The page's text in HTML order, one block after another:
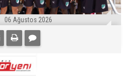
06 Ağustos 2026